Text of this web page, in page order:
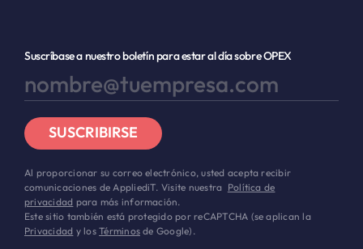
Suscríbase a nuestro boletín para estar al día sobre OPEX
SUSCRIBIRSE
Al proporcionar su correo electrónico, usted acepta recibir
comunicaciones de AppliediT. Visite nuestra Política de
privacidad para más información.
Este sitio también está protegido por reCAPTCHA (se aplican la
Privacidad y losTérminos de Google).